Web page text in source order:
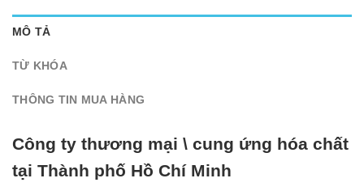
MÔ TẢ
TỪ KHÓA
THÔNG TIN MUA HÀNG
Công ty thương mại \ cung ứng hóa chất
tại Thành phố Hồ Chí Minh